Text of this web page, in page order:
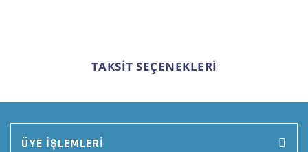
TAKSİT SEÇENEKLERİ
ÜYE İŞLEMLERİ